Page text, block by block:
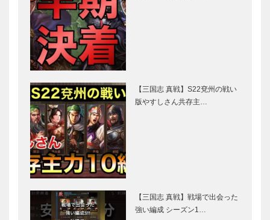
【三国志 真戦】S22兗州の戦い
版やすしさん共存主…
【三国志 真戦】戦場で出会った
強い編成 シーズン1…